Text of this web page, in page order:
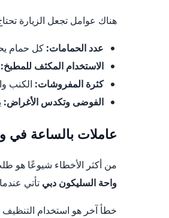
هناك عوامل تجعل الزيارة
عدد الحمامات: كل حمام
الاستخدام المكثف للمطبخ:
كثرة المفروشات: الكنب
الفوضى وتكدس الأغراض:
عاملات بالساعة في
من أكثر الأخطاء شيوعًا هو
واحة السليكون دبي تأتي
خطأ آخر هو استخدام التنظيف